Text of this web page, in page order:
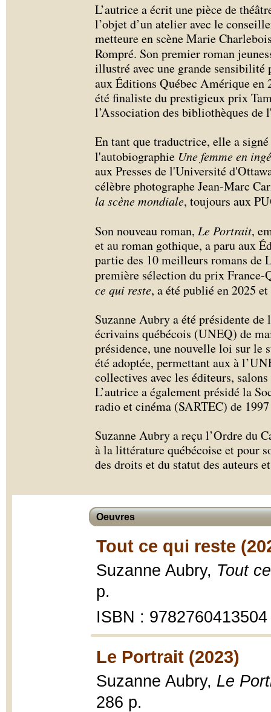
L’autrice a écrit une pièce de
l’objet d’un atelier avec le
metteure en scène Marie
Rompré. Son premier roman
illustré avec une grande
aux Éditions Québec Amérique en
été finaliste du prestigieux prix
l’Association des bibliothèques
En tant que traductrice, elle a
l'autobiographie Une femme en
aux Presses de l'Université
célèbre photographe Jean-Marc
la scène mondiale, toujours aux
Son nouveau roman, Le Portrait,
et au roman gothique, a paru aux
partie des 10 meilleurs romans de
première sélection du prix France-
ce qui reste, a été publié en 2025
Suzanne Aubry a été présidente
écrivains québécois (UNEQ) de
présidence, une nouvelle loi sur le
été adoptée, permettant aux à
collectives avec les éditeurs,
L’autrice a également présidé la
radio et cinéma (SARTEC) de
Suzanne Aubry a reçu l’Ordre du
à la littérature québécoise et pour
des droits et du statut des auteurs
Oeuvres
Tout ce qui reste
Suzanne Aubry, Tout
p.
ISBN : 9782760413504
Le Portrait (2023)
Suzanne Aubry, Le
286 p.